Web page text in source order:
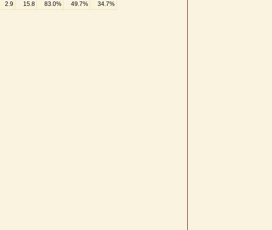
2.9 15.8 83.0% 49.7% 34.7%